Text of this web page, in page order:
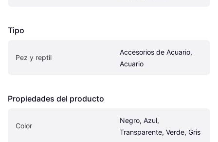
Tipo
Pez y reptil
Accesorios de Acuario,
Acuario
Propiedades del producto
Color
Negro, Azul,
Transparente, Verde, Gris